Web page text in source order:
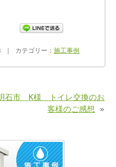
カテゴリー：施工事例
石市 K様 トイレ交換のお
客様のご感想 »